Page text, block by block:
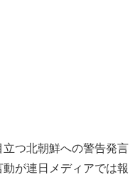
つ北朝鮮への警告発言
が連日メディアでは報